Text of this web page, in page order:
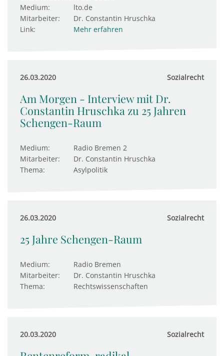
Medium:
lto.de
Mitarbeiter:
Dr. Constantin Hruschka
Link:
Mehr erfahren
26.03.2020 Sozialrecht
Am Morgen - Interview mit Dr.
Constantin Hruschka zu 25 Jahren
Schengen-Raum
Medium:
Radio Bremen 2
Mitarbeiter:
Dr. Constantin Hruschka
Thema:
Asylpolitik
26.03.2020 Sozialrecht
25 Jahre Schengen-Raum
Medium:
Radio Bremen
Mitarbeiter:
Dr. Constantin Hruschka
Thema:
Rechtswissenschaften
20.03.2020 Sozialrecht